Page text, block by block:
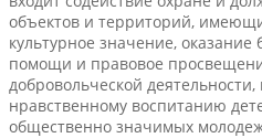
объектов и территорий,
культурное значение,
помощи и правовое
добровольческой
нравственному воспитанию
общественно значимых